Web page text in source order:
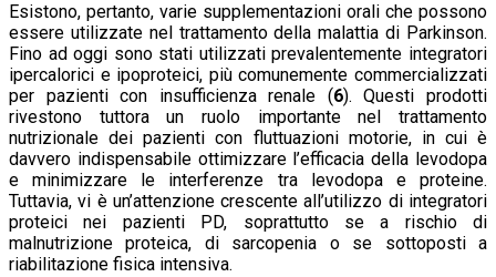
Esistono, pertanto, varie supplementazioni orali che possono
essere utilizzate nel trattamento della malattia di Parkinson.
Fino ad oggi sono stati utilizzati prevalentemente integratori
ipercalorici e ipoproteici, più comunemente commercializzati
per pazienti con insufficienza renale (6). Questi prodotti
rivestono tuttora un ruolo importante nel trattamento
nutrizionale dei pazienti con fluttuazioni motorie, in cui è
davvero indispensabile ottimizzare l’efficacia della levodopa
e minimizzare le interferenze tra levodopa e proteine.
Tuttavia, vi è un’attenzione crescente all’utilizzo di integratori
proteici nei pazienti PD, soprattutto se a rischio di
malnutrizione proteica, di sarcopenia o se sottoposti a
riabilitazione fisica intensiva.